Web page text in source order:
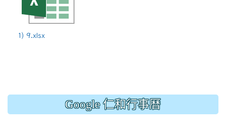
1) 9.xlsx
Google 仁和行事曆